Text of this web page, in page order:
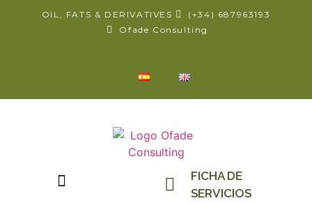
OIL, FATS & DERIVATIVES
(+34) 687963193
Ofade Consulting
FICHA DE
SERVICIOS